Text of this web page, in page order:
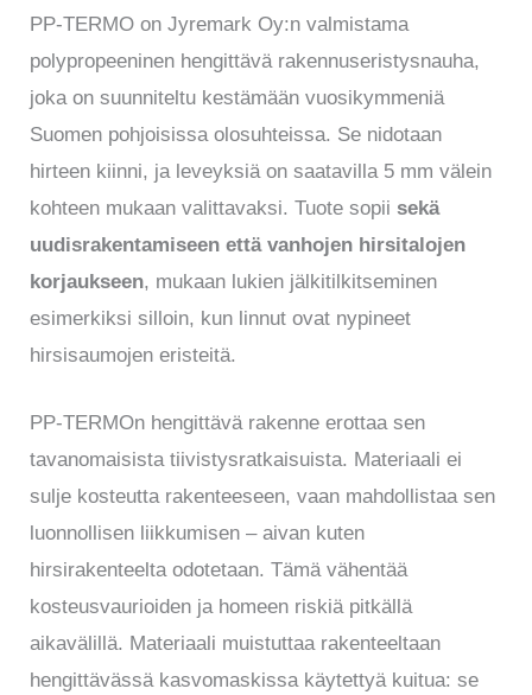
PP-TERMO on Jyremark Oy:n valmistama
polypropeeninen hengittävä rakennuseristysnauha,
joka on suunniteltu kestämään vuosikymmeniä
Suomen pohjoisissa olosuhteissa. Se nidotaan
hirteen kiinni, ja leveyksiä on saatavilla 5 mm välein
kohteen mukaan valittavaksi. Tuote sopiisekä
uudisrakentamiseen että vanhojen hirsitalojen
korjaukseen, mukaan lukien jälkitilkitseminen
esimerkiksi silloin, kun linnut ovat nypineet
hirsisaumojen eristeitä.
PP-TERMOn hengittävä rakenne erottaa sen
tavanomaisista tiivistysratkaisuista. Materiaali ei
sulje kosteutta rakenteeseen, vaan mahdollistaa sen
luonnollisen liikkumisen – aivan kuten
hirsirakenteelta odotetaan. Tämä vähentää
kosteusvaurioiden ja homeen riskiä pitkällä
aikavälillä. Materiaali muistuttaa rakenteeltaan
hengittävässä kasvomaskissa käytettyä kuitua: se